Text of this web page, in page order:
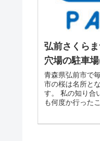
弘前さくら
穴場の駐車
青森県弘前市で
市の桜は名所と
す。 私の知り合
も何度か行った